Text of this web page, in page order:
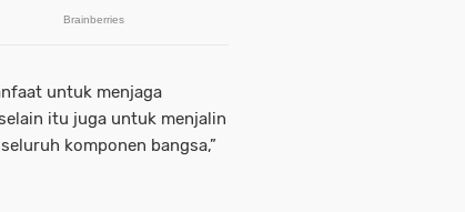
untuk menjaga
itu juga untuk menjalin
komponen bangsa,”